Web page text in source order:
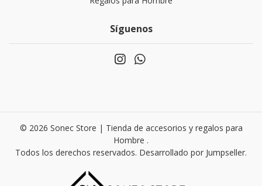
Síguenos
© 2026 Sonec Store | Tienda de accesorios y regalos para
Hombre .
Todos los derechos reservados. Desarrollado por Jumpseller.